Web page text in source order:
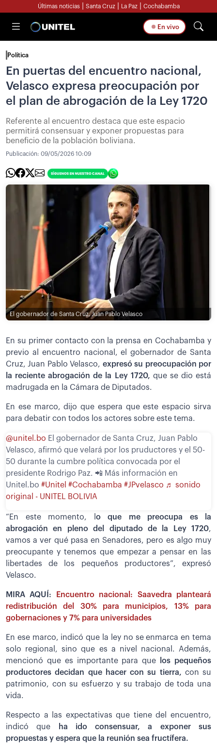
Últimas noticias Santa Cruz La Paz Cochabamba
En vivo
Política
En puertas del encuentro nacional,
Velasco expresa preocupación por
el plan de abrogación de la Ley 1720
Referente al encuentro destaca que este espacio
permitirá consensuar y exponer propuestas para
beneficio de la población boliviana.
Publicación: 09/05/2026 10:09
El gobernador de Santa Cruz, Juan Pablo Velasco
En su primer contacto con la prensa en Cochabamba y
previo al encuentro nacional, el gobernador de Santa
Cruz, Juan Pablo Velasco, expresó su preocupación por
la reciente abrogación de la Ley 1720, que se dio está
madrugada en la Cámara de Diputados.
En ese marco, dijo que espera que este espacio sirva
para debatir con todos los actores sobre este tema.
@unitel.bo El gobernador de Santa Cruz, Juan Pablo
Velasco, afirmó que velará por los pruductores y el 50-
50 durante la cumbre política convocada por el
presidente Rodrigo Paz. 📲 Más información en
Unitel.bo #Unitel #Cochabamba #JPvelasco ♬ sonido
original - UNITEL BOLIVIA
“En este momento, l o que me preocupa es la
abrogación en pleno del diputado de la Ley 1720,
vamos a ver qué pasa en Senadores, pero es algo muy
preocupante y tenemos que empezar a pensar en las
libertades de los pequeños productores”, expresó
Velasco.
MIRA AQUÍ:
Encuentro nacional: Saavedra planteará
redistribución del 30% para municipios, 13% para
gobernaciones y 7% para universidades
En ese marco, indicó que la ley no se enmarca en tema
solo regional, sino que es a nivel nacional. Además,
mencionó que es importante para que los pequeños
productores decidan que hacer con su tierra, con su
patrimonio, con su esfuerzo y su trabajo de toda una
vida.
Respecto a las expectativas que tiene del encuentro,
indicó que
ha ido consensuar, a exponer sus
propuestas y espera que la reunión sea fructífera.